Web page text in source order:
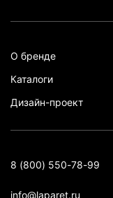
О бренде
Каталоги
Дизайн-проект
8 (800) 550-78-99
info@laparet.ru